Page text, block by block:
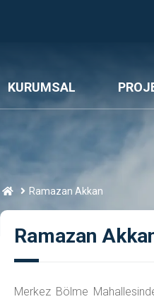
KURUMSAL
Ramazan Akkan
Ramazan
Merkez Bölme